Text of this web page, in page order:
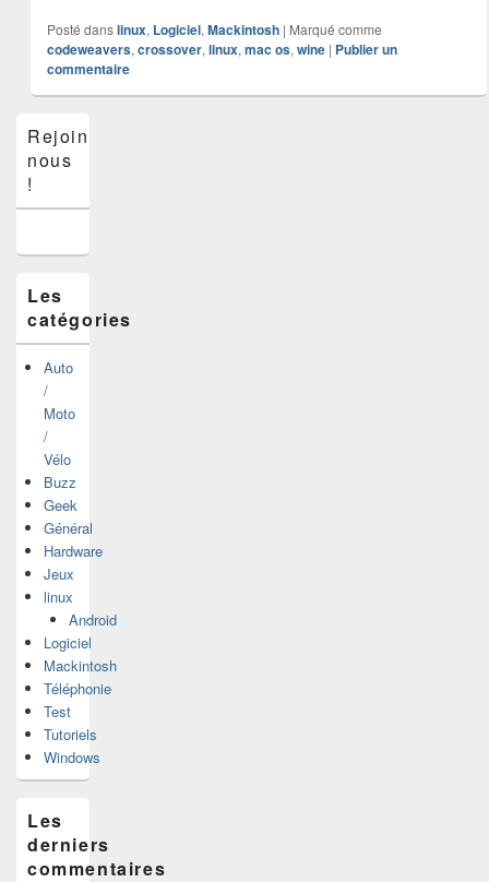
Posté dans linux, Logiciel, Mackintosh | Marqué comme
codeweavers, crossover, linux, mac os, wine | Publier un
commentaire
principale
de
widget
latérale
Rejoins-
nous
!
Les
catégories
Auto
/
Moto
/
Vélo
Buzz
Geek
Général
Hardware
Jeux
linux
Android
Logiciel
Mackintosh
Téléphonie
Test
Tutoriels
Windows
Les
derniers
commentaires